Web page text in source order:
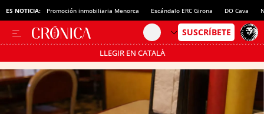
ES NOTICIA: Promoción inmobiliaria Menorca Escándalo ERC Girona DO Cava
LLEGIR EN CATALÀ
Pásate al MODO AHORRO